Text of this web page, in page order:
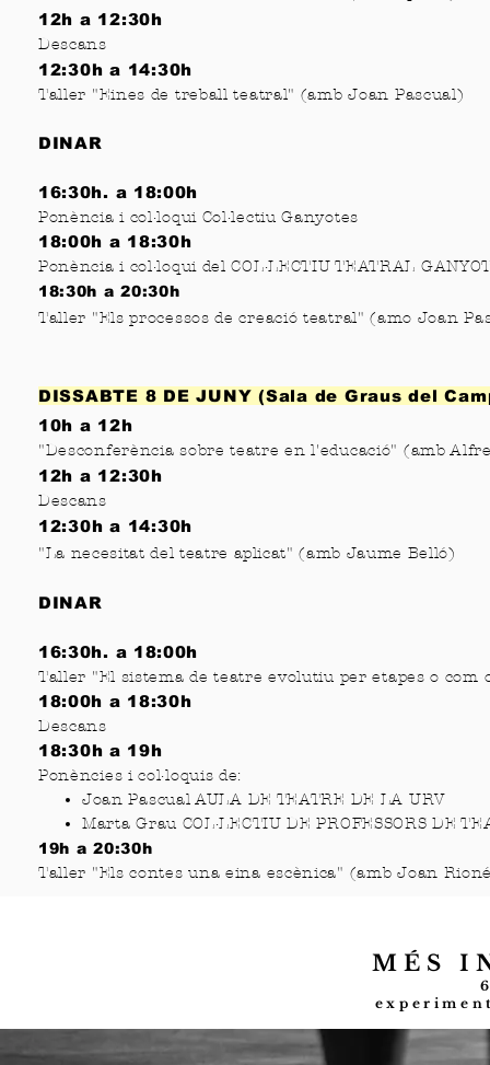
12h a 12:30h
Descans
12:30h a 14:30h
Taller "Eines de treball teatral" (amb Joan Pascual)
DINAR
16:30h. a 18:00h
Ponència i col·loqui Col·lectiu Ganyotes
18:00h a 18:30h
Ponència i col·loqui del COL·LECTIU TEATRAL
18:30h a 20:30h
Taller "Els processos de creació teatral" (amo Joan
DISSABTE 8 DE JUNY(Sala de Graus del
10h a 12h
"Desconferència sobre teatre en l'educació" (amb
12h a 12:30h
Descans
12:30h a 14:30h
"La necesitat del teatre aplicat" (amb Jaume Belló)
DINAR
16:30h. a 18:00h
Taller "El sistema de teatre evolutiu per etapes o
18:00h a 18:30h
Descans
18:30h a 19h
Ponències i col·loquis de:
Joan Pascual AULA DE TEATRE DE LA URV
Marta Grau COL·LECTIU DE PROFESSORS DE
19h a 20:30h
Taller "Els contes una eina escènica" (amb Joan
MÉS